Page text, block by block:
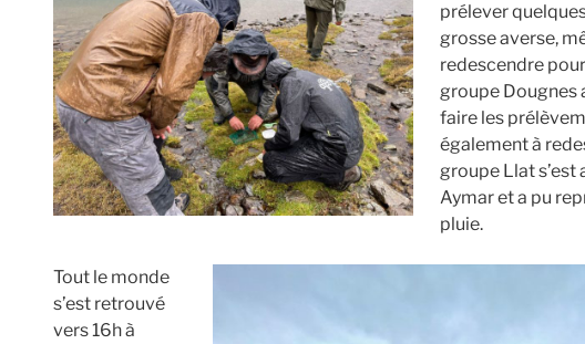
prélever
grosse averse,
redescendre
groupe Dougnes
faire les
également à
groupe Llat s’est
Aymar et a pu
pluie.
Tout le monde
s’est retrouvé
vers 16h à